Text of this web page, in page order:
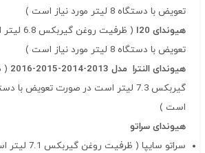
تعویض با دستگاه 8 لیتر مورد نیاز است )
هیوندای I20
( ظرفیت
تعویض با دستگاه 8 لیتر مورد نیاز است )
هیوندای النترا مدل 2013-2014-2015-2016
(
است )
هیوندای سراتو
سراتو سایپا
( ظرفیت